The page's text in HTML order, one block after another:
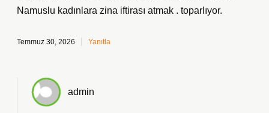
Namuslu kadınlara zina iftirası atmak . toparlıyor.
Temmuz 30, 2026 Yanıtla
admin